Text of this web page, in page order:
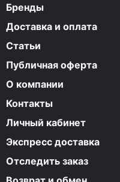
Бренды
Доставка и оплата
Статьи
Публичная оферта
О компании
Контакты
Личный кабинет
Экспресс доставка
Отследить заказ